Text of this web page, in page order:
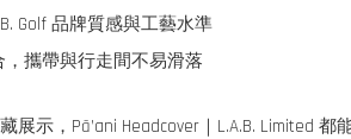
Golf 品牌質感與工藝水準
，攜帶與行走間不易滑落
示，Pā’ani Headcover｜L.A.B. Limited